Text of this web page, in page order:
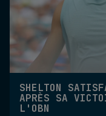
SHELTON
APRÈS SA
L'OBN